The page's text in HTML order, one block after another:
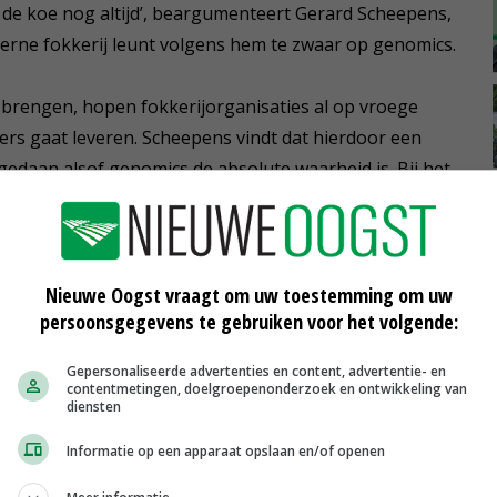
koe nog altijd’, beargumenteert Gerard Scheepens,
fokkerij leunt volgens hem te zwaar op genomics.
hopen fokkerijorganisaties al op vroege
gaat leveren. Scheepens vindt dat hierdoor een
alsof genomics de absolute waarheid is. Bij het
aangenomen, maar de betrouwbaarheid van het
van Max Verstappen te zitten
coordination nog weleens mis. Hij refereert naar
op basis van hun genomicsdata torenhoog scoorden
Nieuwe Oogst vraagt om uw toestemming om uw
persoonsgegevens te gebruiken voor het volgende:
Gepersonaliseerde advertenties en content, advertentie- en
contentmetingen, doelgroepenonderzoek en ontwikkeling van
diensten
Informatie op een apparaat opslaan en/of openen